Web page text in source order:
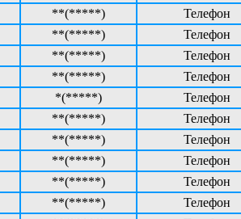
**(*****)
Телефон
**(*****)
Телефон
**(*****)
Телефон
**(*****)
Телефон
*(*****)
Телефон
**(*****)
Телефон
**(*****)
Телефон
**(*****)
Телефон
**(*****)
Телефон
**(*****)
Телефон